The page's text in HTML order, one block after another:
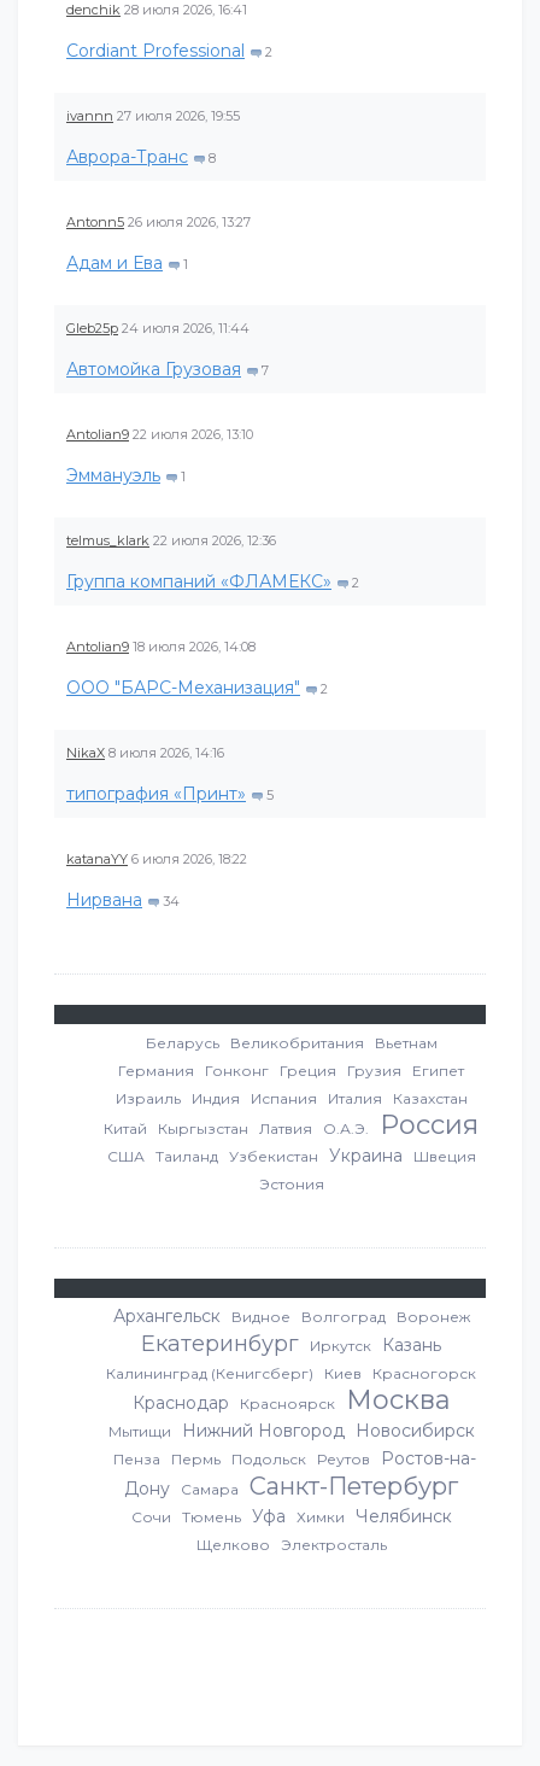
denchik 28 июля 2026, 16:41
Cordiant Professional 2
ivannn 27 июля 2026, 19:55
Аврора-Транс 8
Antonn5 26 июля 2026, 13:27
Адам и Ева 1
Gleb25p 24 июля 2026, 11:44
Автомойка Грузовая 7
Antolian9 22 июля 2026, 13:10
Эммануэль 1
telmus_klark 22 июля 2026, 12:36
Группа компаний «ФЛАМЕКС» 2
Antolian9 18 июля 2026, 14:08
ООО "БАРС-Механизация" 2
NikaX 8 июля 2026, 14:16
типография «Принт» 5
katanaYY 6 июля 2026, 18:22
Нирвана 34
Беларусь Великобритания
Вьетнам
Германия
Гонконг Греция Грузия
Египет
Израиль
Индия Испания Италия
Казахстан
Китай
Кыргызстан Латвия О.А.Э. Россия
США Таиланд Узбекистан Украина
Швеция
Эстония
Архангельск Видное Волгоград Воронеж
Екатеринбург Иркутск Казань
Калининград (Кенигсберг) Киев Красногорск
Краснодар Красноярск Москва
Мытищи Нижний Новгород Новосибирск
Пенза Пермь Подольск Реутов
Ростов-на-
Дону
Самара Санкт-Петербург
Сочи Тюмень Уфа Химки Челябинск
Щелково Электросталь